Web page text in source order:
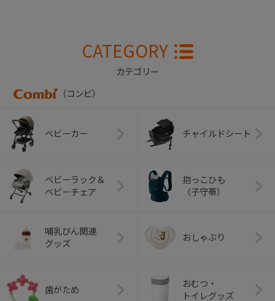
CATEGORY
カテゴリー
（コンビ）
ベビーカー チャイルドシート
ベビーラック＆
ベビーチェア
抱っこひも
（子守帯）
哺乳びん関連
グッズ
おしゃぶり
歯がため
おむつ・
トイレグッズ